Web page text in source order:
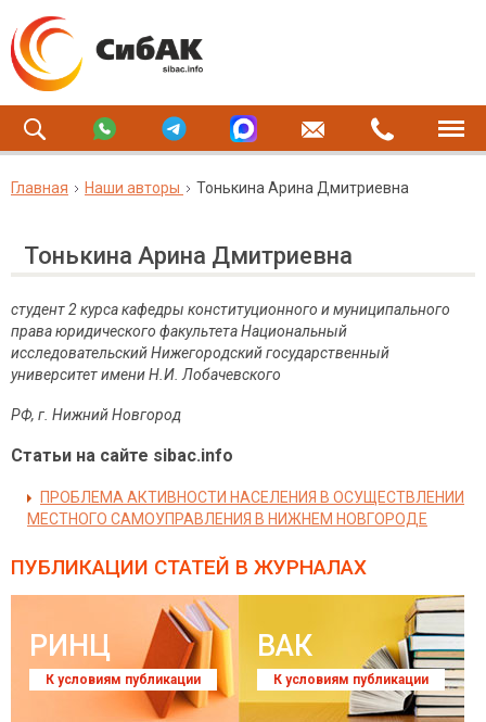
Главная Наши авторы Тонькина Арина Дмитриевна
Тонькина Арина Дмитриевна
студент 2 курса кафедры конституционного и муниципального
права юридического факультета Национальный
исследовательский Нижегородский государственный
университет имени Н.И. Лобачевского
РФ, г. Нижний Новгород
Статьи на сайте sibac.info
ПРОБЛЕМА АКТИВНОСТИ НАСЕЛЕНИЯ В ОСУЩЕСТВЛЕНИИ
МЕСТНОГО САМОУПРАВЛЕНИЯ В НИЖНЕМ НОВГОРОДЕ
ПУБЛИКАЦИИ СТАТЕЙ В ЖУРНАЛАХ
РИНЦ
К условиям публикации
ВАК
К условиям публикации